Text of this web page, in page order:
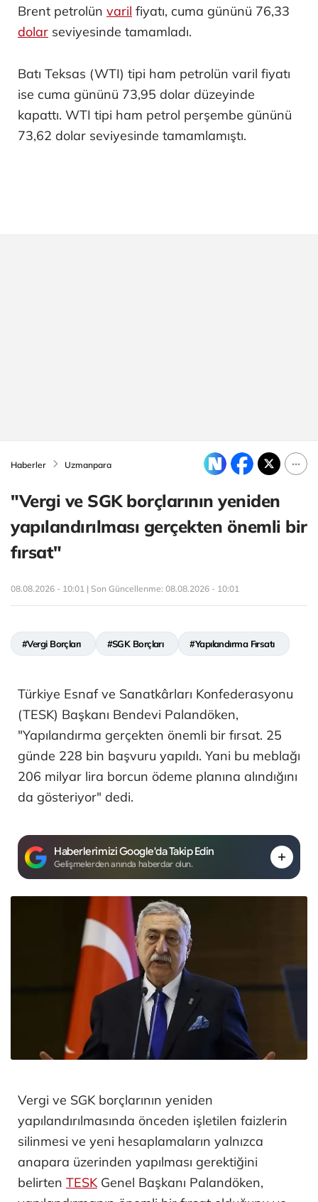
Brent petrolün varil fiyatı, cuma gününü 76,33
dolar seviyesinde tamamladı.
Batı Teksas (WTI) tipi ham petrolün varil fiyatı
ise cuma gününü 73,95 dolar düzeyinde
kapattı. WTI tipi ham petrol perşembe gününü
73,62 dolar seviyesinde tamamlamıştı.
Haberler Uzmanpara
"Vergi ve SGK borçlarının yeniden
yapılandırılması gerçekten önemli bir
fırsat"
08.08.2026 - 10:01 | Son Güncellenme: 08.08.2026 - 10:01
#Vergi Borçları #SGK Borçları #Yapılandırma Fırsatı
Türkiye Esnaf ve Sanatkârları Konfederasyonu
(TESK) Başkanı Bendevi Palandöken,
"Yapılandırma gerçekten önemli bir fırsat. 25
günde 228 bin başvuru yapıldı. Yani bu meblağı
206 milyar lira borcun ödeme planına alındığını
da gösteriyor" dedi.
Haberlerimizi Google'da Takip Edin
Gelişmelerden anında haberdar olun.
Vergi ve SGK borçlarının yeniden
yapılandırılmasında önceden işletilen faizlerin
silinmesi ve yeni hesaplamaların yalnızca
anapara üzerinden yapılması gerektiğini
belirten TESKGenel Başkanı Palandöken,